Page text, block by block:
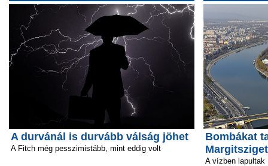
A durvánál is durvább válság jöhet
A Fitch még pesszimistább, mint eddig volt
Bombákat
A vízben lapultak